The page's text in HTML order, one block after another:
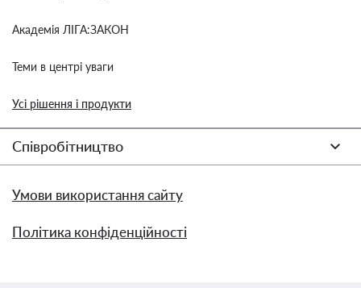
Академія ЛІГА:ЗАКОН
Теми в центрі уваги
Усі рішення і продукти
Співробітництво
Умови використання сайту
Політика конфіденційності